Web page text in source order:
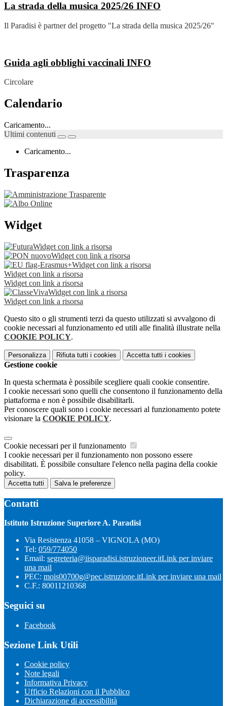
La strada della musica 2025/26 INFO
Il Paradisi è partner del progetto "La strada della musica 2025/26"
Guida agli obblighi vaccinali INFO
Circolare
Calendario
Caricamento...
Ultimi contenuti
Caricamento...
Trasparenza
Widget
Widget con link a risorsa
Widget con link a risorsa
Widget con link a risorsa
Widget con link a risorsa
Widget con link a risorsa
Widget con link a risorsa
Widget con link a risorsa
Questo sito o gli strumenti terzi da questo utilizzati si avvalgono di
cookie necessari al funzionamento ed utili alle finalità illustrate nella
COOKIE POLICY.
Personalizza Rifiuta tutti i cookies Accetta tutti i cookies
Gestione cookie
In questa schermata è possibile scegliere quali cookie consentire.
I cookie necessari sono quelli che consentono il funzionamento della
piattaforma e non è possibile disabilitarli.
Per conoscere quali sono i cookie necessari al funzionamento potete
visionare la COOKIE POLICY.
Cookie necessari per il funzionamento
I cookie necessari per il funzionamento non possono essere
disabilitati. È possibile consultare l'elenco nella pagina della cookie
policy.
Accetta tutti Salva le preferenze
Contatti
Istituto Istruzione Superiore A. Paradisi
Via Resistenza 41058 – VIGNOLA (MO)
Tel: 059/774050
Email: segreteria@iisparadisi.istruzioneer.itLink per inviare
una mail
PEC: mois00700g@pec.istruzione.itLink per inviare una mail
C.F.: 80011210368
Seguici su
Facebook
Sezione Link Utili
Cookie policy
Note legali
Informativa Privacy
Ufficio Relazioni con il Pubblico
Dichiarazione di accessibilità